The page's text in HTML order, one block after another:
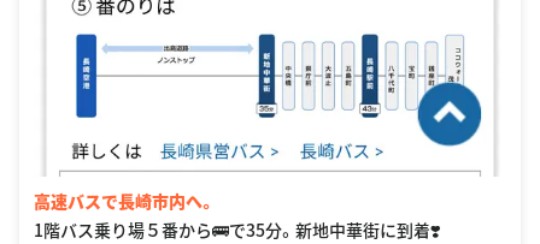
高速バスで長崎市内へ。
1階バス乗り場５番から🚌で35分。新地中華街に到着❣️